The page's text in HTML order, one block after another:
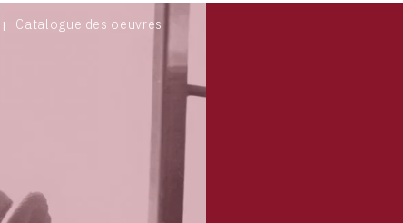
Catalogue des oeuvresLES STATUES DES ANNÉES 1940
LES STATUES DES ANNÉES 1960
LES STATUES DES ANNÉES 1970 ET 1980
LES MÉDAILLES